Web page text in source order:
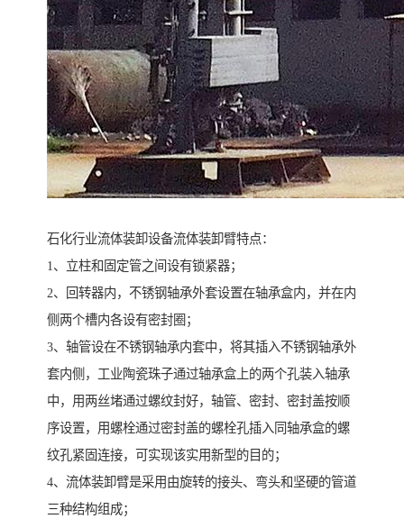
石化行业流体装卸设备流体装卸臂特点：
1、立柱和固定管之间设有锁紧器；
2、回转器内，不锈钢轴承外套设置在轴承盒内，并在内
侧两个槽内各设有密封圈；
3、轴管设在不锈钢轴承内套中，将其插入不锈钢轴承外
套内侧，工业陶瓷珠子通过轴承盒上的两个孔装入轴承
中，用两丝堵通过螺纹封好，轴管、密封、密封盖按顺
序设置，用螺栓通过密封盖的螺栓孔插入同轴承盒的螺
纹孔紧固连接，可实现该实用新型的目的；
4、流体装卸臂是采用由旋转的接头、弯头和坚硬的管道
三种结构组成；